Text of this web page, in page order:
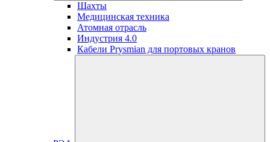
Шахты
Медицинская техника
Атомная отрасль
Индустрия 4.0
Кабели Prysmian для портовых кранов